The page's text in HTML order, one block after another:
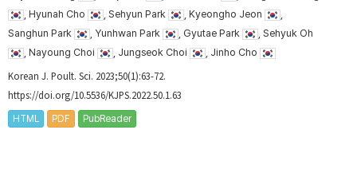
, Hyunah Cho
, Sehyun Park , Kyeongho Jeon
Sanghun Park
, Yunhwan Park , Gyutae Park
, Sehyuk Oh
, Nayoung Choi
, Jungseok Choi , Jinho Cho
Korean J. Poult. Sci. 2023;50(1):63-72.
https://doi.org/10.5536/KJPS.2022.50.1.63
HTML PDF PubReader